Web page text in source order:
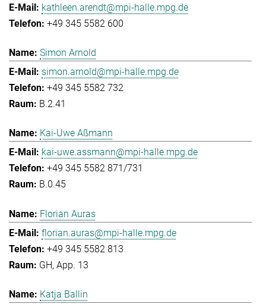
kathleen.arendt@mpi-halle.mpg.de
+49 345 5582 600
Simon Arnold
simon.arnold@mpi-halle.mpg.de
+49 345 5582 732
B.2.41
Kai-Uwe Aßmann
kai-uwe.assmann@mpi-halle.mpg.de
+49 345 5582 871/731
B.0.45
Florian Auras
florian.auras@mpi-halle.mpg.de
+49 345 5582 813
GH, App. 13
Katja Ballin